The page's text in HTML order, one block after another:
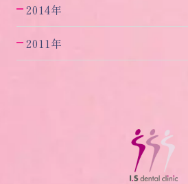
2014年
2011年